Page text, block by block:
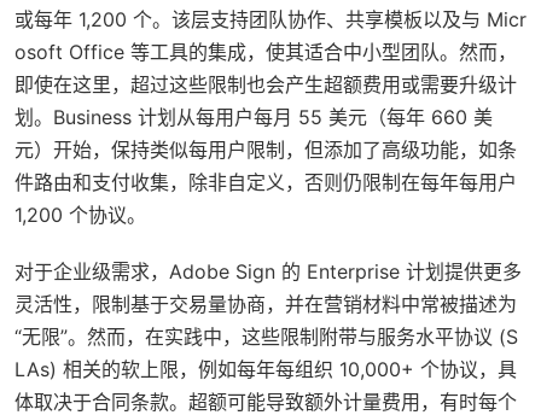
或每年 1,200 个。该层支持团队协作、共享模板以及与 Micr
osoft Office 等工具的集成，使其适合中小型团队。然而，
即使在这里，超过这些限制也会产生超额费用或需要升级计
划。Business 计划从每用户每月 55 美元（每年 660 美
元）开始，保持类似每用户限制，但添加了高级功能，如条
件路由和支付收集，除非自定义，否则仍限制在每年每用户
1,200 个协议。
对于企业级需求，Adobe Sign 的 Enterprise 计划提供更多
灵活性，限制基于交易量协商，并在营销材料中常被描述为
“无限”。然而，在实践中，这些限制附带与服务水平协议 (S
LAs) 相关的软上限，例如每年每组织 10,000+ 个协议，具
体取决于合同条款。超额可能导致额外计量费用，有时每个